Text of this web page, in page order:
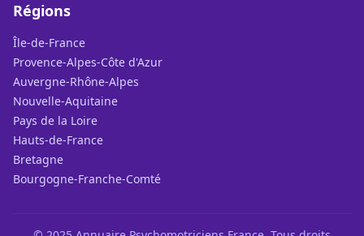
Régions
Île-de-France
Provence-Alpes-Côte d'Azur
Auvergne-Rhône-Alpes
Nouvelle-Aquitaine
Pays de la Loire
Hauts-de-France
Bretagne
Bourgogne-Franche-Comté